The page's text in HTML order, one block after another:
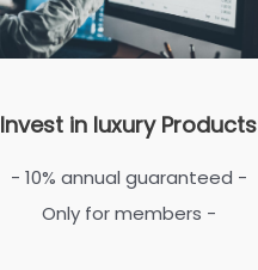
Invest in luxury Products
- 10% annual guaranteed -
Only for members -